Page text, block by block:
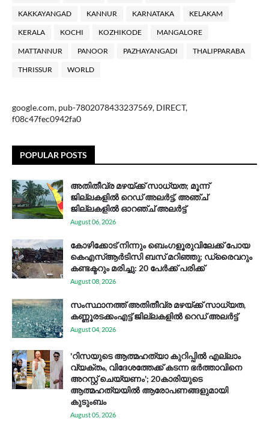
KAKKAYANGAD KANNUR KARNATAKA KELAKAM
KERALA KOCHI KOZHIKODE MANGALORE
MATTANNUR PANOOR PAZHAYANGADI THALIPPARABA
THRISSUR WORLD
google.com, pub-7802078433237569, DIRECT,
f08c47fec0942fa0
POPULAR POSTS
അതിതീവ്ര മഴയ്ക്ക് സാധ്യത; മൂന്ന്
ജില്ലകളിൽ റെഡ് അലർട്ട്, അഞ്ച്
ജില്ലകളിൽ ഓറഞ്ച് അലർട്ട്
August 06, 2026
കോഴിക്കോട് നിന്നും ബെംഗളൂരുവിലേക്ക് പോയ
കെഎസ്ആര്‍ടിസി ബസ് മറിഞ്ഞു; ഡ്രൈവറും
കണ്ടക്ടറും മരിച്ചു: 20 പേര്‍ക്ക് പരിക്ക്
August 08, 2026
സം​സ്ഥാ​ന​ത്ത് അ​തി​തീ​വ്ര മ​ഴ​യ്ക്ക് സാ​ധ്യ​ത,
കണ്ണൂരടക്കംഎ​ട്ട് ജി​ല്ല​ക​ളി​ൽ റെ​ഡ് അ​ലർ​ട്ട്
August 04, 2026
'റിസയുടെ ആത്മഹത്യാ കുറിപ്പിൽ എല്ലാം
വ്യക്തം, വിദേശത്തേക്ക് കടന്ന ഭർത്താവിനെ
അറസ്റ്റ് ചെയ്യണം'; 20കാരിയുടെ
ആത്മഹത്യയിൽ ആരോപണങ്ങളുമായി
കുടുംബം
August 05, 2026